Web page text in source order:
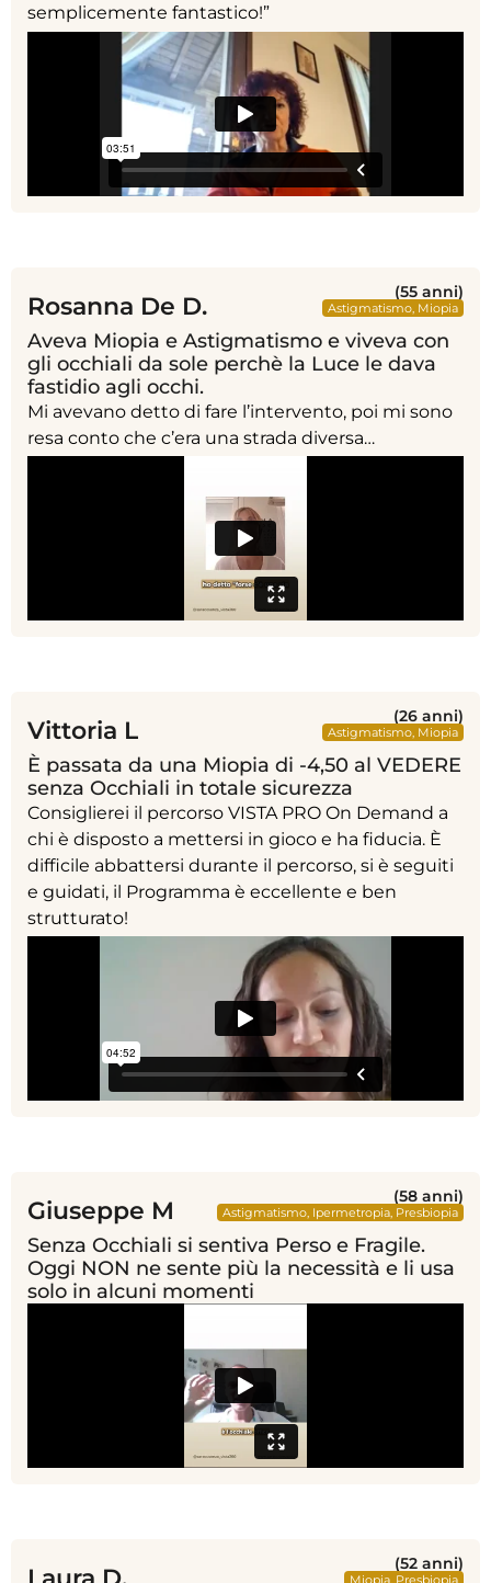
semplicemente fantastico!”
Rosanna De D. (55 anni)
Astigmatismo Miopia
Aveva Miopia e Astigmatismo e viveva con
gli occhiali da sole perchè la Luce le dava
fastidio agli occhi.
Mi avevano detto di fare l’intervento, poi mi sono
resa conto che c’era una strada diversa…
Vittoria L (26 anni)
Astigmatismo, Miopia
È passata da una Miopia di -4,50 al VEDERE
senza Occhiali in totale sicurezza
Consiglierei il percorso VISTA PRO On Demand a
chi è disposto a mettersi in gioco e ha fiducia. È
difficile abbattersi durante il percorso, si è seguiti
e guidati, il Programma è eccellente e ben
strutturato!
Giuseppe M (58 anni)
Astigmatismo, Ipermetropia, Presbiopia
Senza Occhiali si sentiva Perso e Fragile.
Oggi NON ne sente più la necessità e li usa
solo in alcuni momenti
(52 anni)